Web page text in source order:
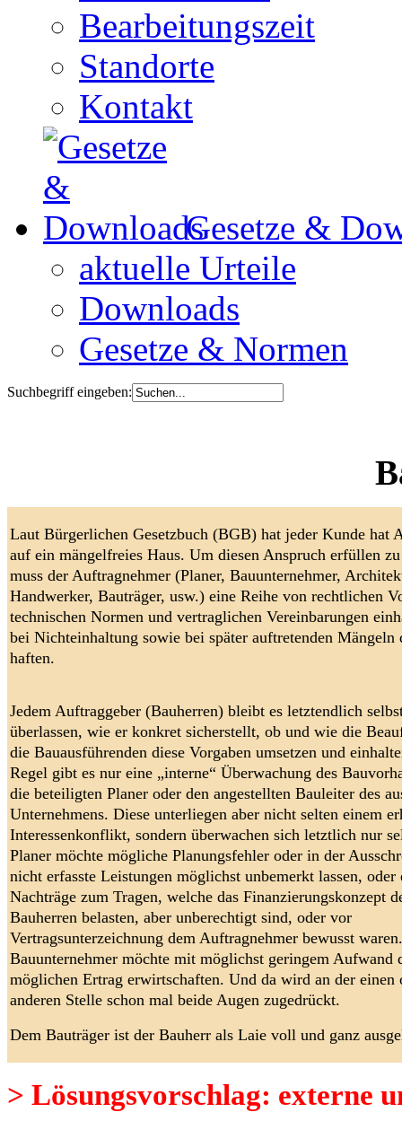
Bearbeitungszeit
Standorte
Kontakt
Gesetze &
aktuelle Urteile
Downloads
Gesetze & Normen
Suchbegriff eingeben:
Laut Bürgerlichen Gesetzbuch (BGB) hat jeder Kunde hat
auf ein mängelfreies Haus. Um diesen Anspruch erfüllen
muss der Auftragnehmer (Planer, Bauunternehmer,
Handwerker, Bauträger, usw.) eine Reihe von rechtlichen
technischen Normen und vertraglichen Vereinbarungen
bei Nichteinhaltung sowie bei später auftretenden Mängeln
haften.
Jedem Auftraggeber (Bauherren) bleibt es letztendlich
überlassen, wie er konkret sicherstellt, ob und wie die
die Bauausführenden diese Vorgaben umsetzen und
Regel gibt es nur eine „interne“ Überwachung des
die beteiligten Planer oder den angestellten Bauleiter des
Unternehmens. Diese unterliegen aber nicht selten einem
Interessenkonflikt, sondern überwachen sich letztlich nur
Planer möchte mögliche Planungsfehler oder in der
nicht erfasste Leistungen möglichst unbemerkt lassen, oder
Nachträge zum Tragen, welche das Finanzierungskonzept
Bauherren belasten, aber unberechtigt sind, oder vor
Vertragsunterzeichnung dem Auftragnehmer bewusst
Bauunternehmer möchte mit möglichst geringem Aufwand
möglichen Ertrag erwirtschaften. Und da wird an der einen
anderen Stelle schon mal beide Augen zugedrückt.
Dem Bauträger ist der Bauherr als Laie voll und ganz
> Lösungsvorschlag: externe